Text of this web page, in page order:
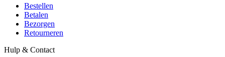
Bestellen
Betalen
Bezorgen
Retourneren
Hulp & Contact